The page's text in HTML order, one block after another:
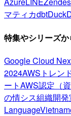
マティカdbt
特集やシリーズ
Google Cloud
2024AWSトレン
ートAWS認定（資
の情シス組織開
Language